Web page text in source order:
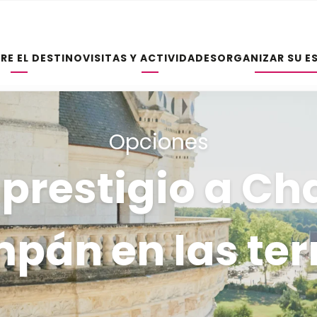
EL DESTINOVISITAS Y ACTIVIDADESORGANIZAR SU
Opciones
a
en las